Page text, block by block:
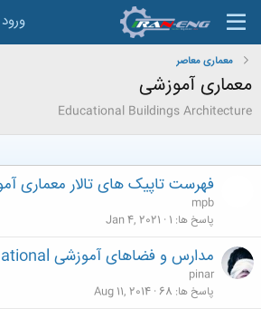
ورود
معماری معاصر
معماری آموزشی
Educational Buildings Architecture
فهرست تاپیک های تالار معماری
mpb
پاسخ ها 1
Jan 4, 2021
مدارس و فضاهای آموزشی Educational
pinar
پاسخ ها 68
Aug 11, 2014